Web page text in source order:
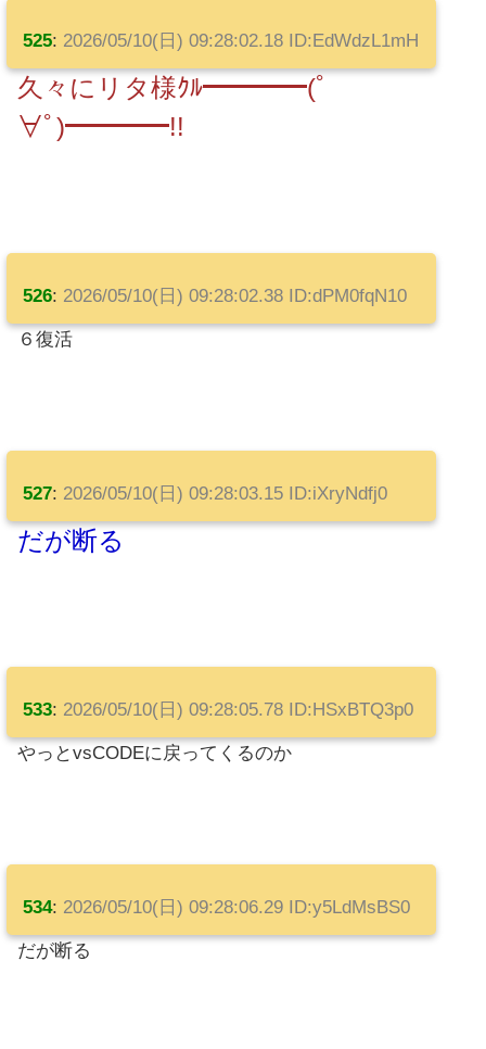
525: 2026/05/10(日) 09:28:02.18 ID:EdWdzL1mH
久々にリタ様ｸﾙ━━━━(ﾟ
∀ﾟ)━━━━!!
526: 2026/05/10(日) 09:28:02.38 ID:dPM0fqN10
６復活
527: 2026/05/10(日) 09:28:03.15 ID:iXryNdfj0
だが断る
533: 2026/05/10(日) 09:28:05.78 ID:HSxBTQ3p0
やっとvsCODEに戻ってくるのか
534: 2026/05/10(日) 09:28:06.29 ID:y5LdMsBS0
だが断る